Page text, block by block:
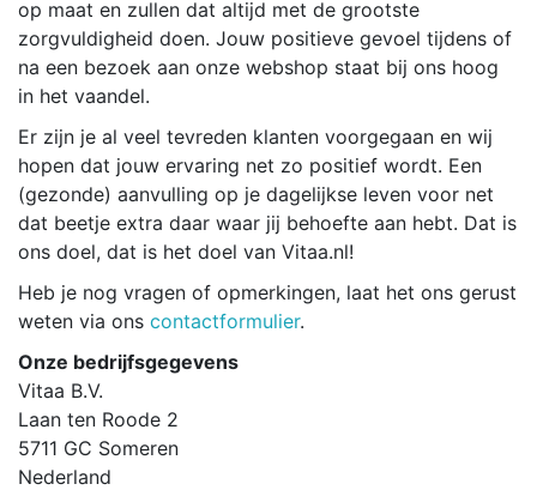
op maat en zullen dat altijd met de grootste
zorgvuldigheid doen. Jouw positieve gevoel tijdens of
na een bezoek aan onze webshop staat bij ons hoog
in het vaandel.
Er zijn je al veel tevreden klanten voorgegaan en wij
hopen dat jouw ervaring net zo positief wordt. Een
(gezonde) aanvulling op je dagelijkse leven voor net
dat beetje extra daar waar jij behoefte aan hebt. Dat is
ons doel, dat is het doel van Vitaa.nl!
Heb je nog vragen of opmerkingen, laat het ons gerust
weten via ons contactformulier.
Onze bedrijfsgegevens
Vitaa B.V.
Laan ten Roode 2
5711 GC Someren
Nederland